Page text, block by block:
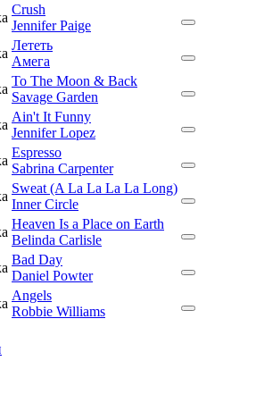
Crush
Jennifer Paige
Лететь
Амега
To The Moon & Back
Savage Garden
Ain't It Funny
Jennifer Lopez
Espresso
Sabrina Carpenter
Sweat (A La La La La Long)
Inner Circle
Heaven Is a Place on Earth
Belinda Carlisle
Bad Day
Daniel Powter
Angels
Robbie Williams